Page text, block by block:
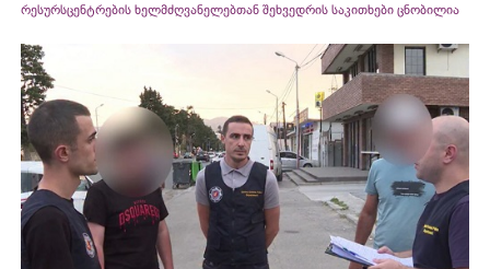
რესურსცენტრების ხელმძღვანელებთან შეხვედრის საკითხები ცნობილია